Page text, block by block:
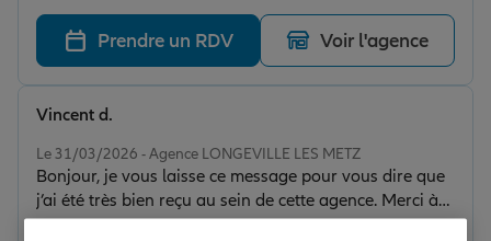
solutions pour moi. Je recommande cette agence allez
y c’est très sérieux.
Prendre un RDV Voir l'agence
Le 31/03/2026 - Agence LONGEVILLE LES METZ
Bonjour, je vous laisse ce message pour vous dire que
j’ai été très bien reçu au sein de cette agence. Merci à
Léa pour son professionnalisme 😊
Vincent d.